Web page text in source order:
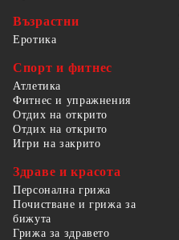
Възрастни
Еротика
Спорт и фитнес
Атлетика
Фитнес и упражнения
Отдих на открито
Отдих на открито
Игри на закрито
Здраве и красота
Персонална грижа
Почистване и грижа за
бижута
Грижа за здравето